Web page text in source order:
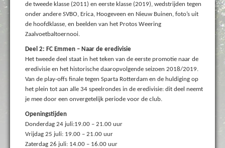
de tweede klasse (2011) en eerste klasse (2019), wedstrijden tegen
onder andere SVBO, Erica, Hoogeveen en Nieuw Buinen, foto’s uit
de hoofdklasse, en beelden van het Protos Weering
Zaalvoetbaltoernooi.
Deel 2: FC Emmen – Naar de eredivisie
Het tweede deel staat in het teken van de eerste promotie naar de
eredivisie en het historische daaropvolgende seizoen 2018/2019.
Van de play-offs finale tegen Sparta Rotterdam en de huldiging op
het plein tot aan alle 34 speelrondes in de eredivisie: dit deel neemt
je mee door een onvergetelijk periode voor de club.
Openingstijden
Donderdag 24 juli:19.00 – 21.00 uur
Vrijdag 25 juli: 19.00 – 21.00 uur
Zaterdag 26 juli: 14.00 – 16.00 uur